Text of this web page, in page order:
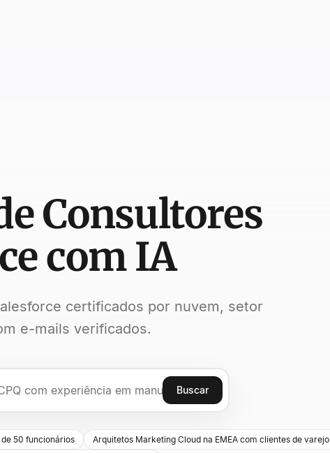
Consultores
com IA
certificados por nuvem, setor
e-mails verificados.
Buscar
50 funcionários
Arquitetos Marketing Cloud na EMEA com clientes de varejo